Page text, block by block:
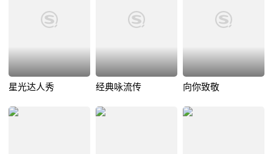
星光达人秀 经典咏流传 向你致敬